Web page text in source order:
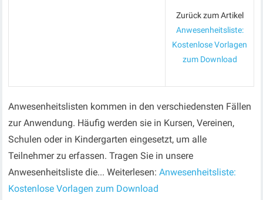
Zurück zum Artikel
Anwesenheitsliste:
Kostenlose Vorlagen
zum Download
Anwesenheitslisten kommen in den verschiedensten Fällen
zur Anwendung. Häufig werden sie in Kursen, Vereinen,
Schulen oder in Kindergarten eingesetzt, um alle
Teilnehmer zu erfassen. Tragen Sie in unsere
Anwesenheitsliste die... Weiterlesen:Anwesenheitsliste:
Kostenlose Vorlagen zum Download